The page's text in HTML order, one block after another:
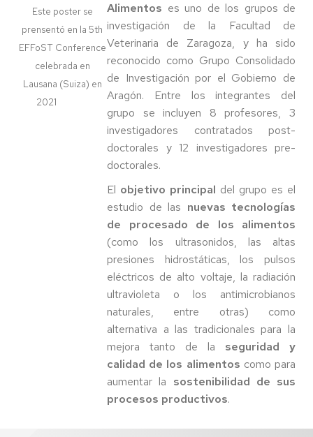
Este poster se
prensentó en la 5th
EFFoST Conference
celebrada en
Lausana (Suiza) en
2021
Alimentos es uno de los grupos de
investigación de la Facultad de
Veterinaria de Zaragoza, y ha sido
reconocido como Grupo Consolidado
de Investigación por el Gobierno de
Aragón. Entre los integrantes del
grupo se incluyen 8 profesores, 3
investigadores contratados post-
doctorales y 12 investigadores pre-
doctorales.
El objetivo principal del grupo es el
estudio de las nuevas tecnologías
de procesado de los alimentos
(como los ultrasonidos, las altas
presiones hidrostáticas, los pulsos
eléctricos de alto voltaje, la radiación
ultravioleta o los antimicrobianos
naturales, entre otras) como
alternativa a las tradicionales para la
mejora tanto de la seguridad y
calidad de los alimentos como para
aumentar la sostenibilidad de sus
procesos productivos.